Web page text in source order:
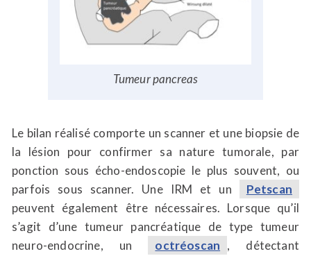
Tumeur pancreas
Le bilan réalisé comporte un scanner et une biopsie de
la lésion pour confirmer sa nature tumorale, par
ponction sous écho-endoscopie le plus souvent, ou
parfois sous scanner. Une IRM et un
Petscan
peuvent également être nécessaires. Lorsque qu’il
s’agit d’une tumeur pancréatique de type tumeur
neuro-endocrine, un
octréoscan , détectant